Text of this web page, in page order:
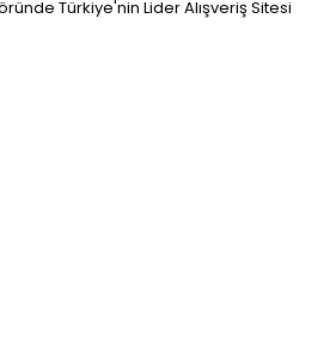
Türkiye'nin Lider Alışveriş Sitesi